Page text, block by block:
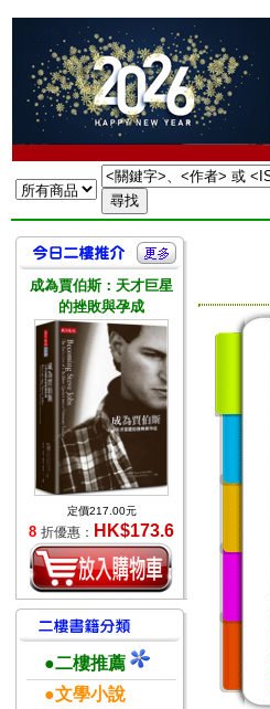
成為賈伯斯：天才巨星
的挫敗與孕成
定價217.00元
8 折優惠： HK$173.6
●二樓推薦
●文學小說